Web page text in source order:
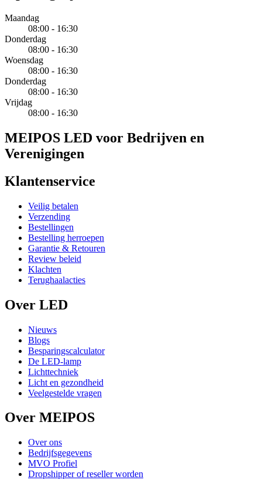
Maandag
08:00 - 16:30
Donderdag
08:00 - 16:30
Woensdag
08:00 - 16:30
Donderdag
08:00 - 16:30
Vrijdag
08:00 - 16:30
MEIPOS LED voor Bedrijven en
Verenigingen
Klantenservice
Veilig betalen
Verzending
Bestellingen
Bestelling herroepen
Garantie & Retouren
Review beleid
Klachten
Terughaalacties
Over LED
Nieuws
Blogs
Besparingscalculator
De LED-lamp
Lichttechniek
Licht en gezondheid
Veelgestelde vragen
Over MEIPOS
Over ons
Bedrijfsgegevens
MVO Profiel
Dropshipper of reseller worden